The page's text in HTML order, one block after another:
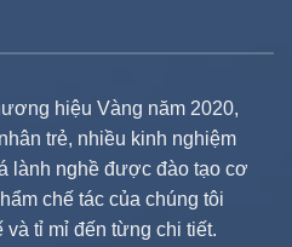
hiệu Vàng năm 2020,
trẻ, nhiều kinh nghiệm
lành nghề được đào tạo cơ
chế tác của chúng tôi
và tỉ mỉ đến từng chi tiết.